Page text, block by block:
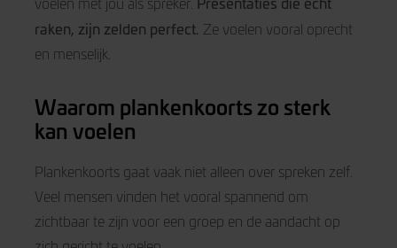
raken, zijn zelden perfect. Ze voelen vooral oprecht
en menselijk.
Waarom plankenkoorts zo sterk
kan voelen
Plankenkoorts gaat vaak niet alleen over spreken zelf.
Veel mensen vinden het vooral spannend om
zichtbaar te zijn voor een groep en de aandacht op